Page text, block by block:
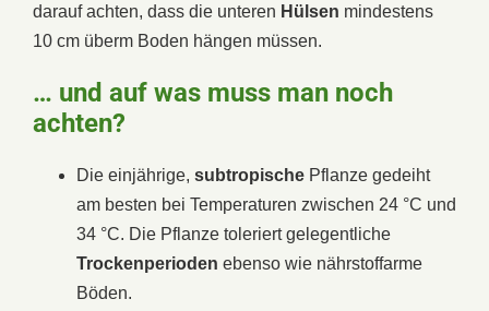
darauf achten, dass die unteren Hülsen mindestens
10 cm überm Boden hängen müssen.
… und auf was muss man noch
achten?
Die einjährige, subtropische Pflanze gedeiht
am besten bei Temperaturen zwischen 24 °C und
34 °C. Die Pflanze toleriert gelegentliche
Trockenperioden ebenso wie nährstoffarme
Böden.